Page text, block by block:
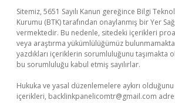
Sitemiz, 5651 Sayılı Kanun gereğince Bilgi
Kurumu (BTK) tarafından onaylanmış bir Yer
vermektedir. Bu nedenle, sitedeki içerikleri
veya araştırma yükümlülüğümüz
yazdıkları içeriklerin sorumluluğunu taşımakta
bu sorumluluğu kabul etmiş sayılırlar.
Hukuka ve yasal düzenlemelere aykırı
içerikleri, backlinkpanelicomtr@gmail.com